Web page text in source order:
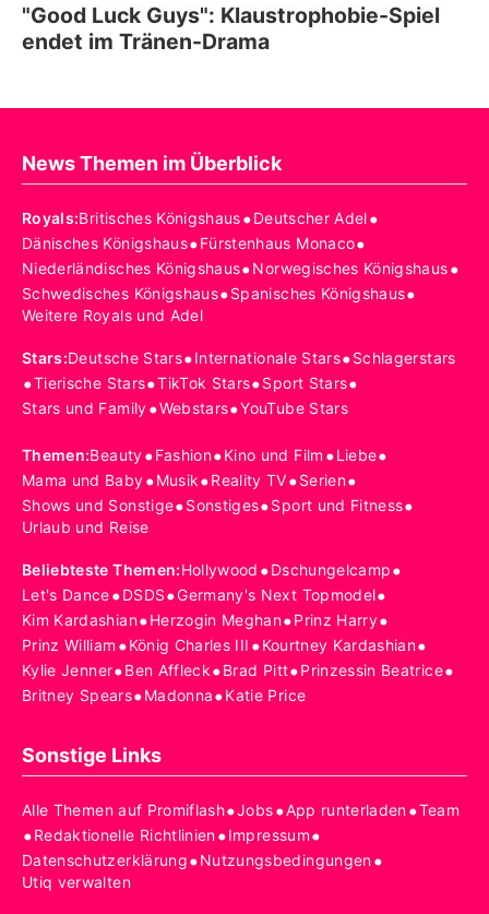
"Good Luck Guys": Klaustrophobie-Spiel
endet im Tränen-Drama
News Themen im Überblick
Royals:Britisches Königshaus•Deutscher Adel•
Dänisches Königshaus•Fürstenhaus Monaco•
Niederländisches Königshaus•Norwegisches Königshaus•
Schwedisches Königshaus•Spanisches Königshaus•
Weitere Royals und Adel
Stars:Deutsche Stars•Internationale Stars•Schlagerstars
•Tierische Stars•TikTok Stars•Sport Stars•
Stars und Family•Webstars•YouTube Stars
Themen:Beauty•Fashion•Kino und Film •Liebe•
Mama und Baby•Musik•Reality TV•Serien•
Shows und Sonstige•Sonstiges•Sport und Fitness•
Urlaub und Reise
Beliebteste Themen:Hollywood •Dschungelcamp•
Let's Dance•DSDS•Germany's Next Topmodel•
Kim Kardashian•Herzogin Meghan•Prinz Harry•
Prinz William •König Charles III •Kourtney Kardashian•
Kylie Jenner•Ben Affleck•Brad Pitt•Prinzessin Beatrice•
Britney Spears•Madonna•Katie Price
Sonstige Links
Alle Themen auf Promiflash•Jobs•App runterladen•Team
•Redaktionelle Richtlinien•Impressum•
Datenschutzerklärung•Nutzungsbedingungen•
Utiq verwalten